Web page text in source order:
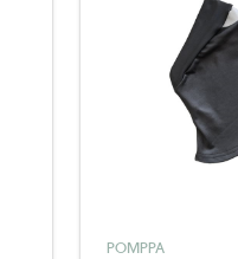
POMPPA